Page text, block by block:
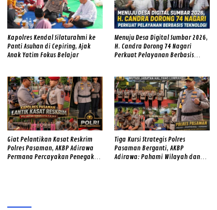
Kapolres Kendal Silaturahmi ke
Panti Asuhan di Cepiring, Ajak
Anak Yatim Fokus Belajar
Menuju Desa Digital Sumbar 2026,
H. Candra Dorong 74 Nagari
Perkuat Pelayanan Berbasis
Giat Pelantikan Kasat Reskrim
Polres Pasaman, AKBP Adirawa
Permana Percayakan Penegakan
Tiga Kursi Strategis Polres
Pasaman Berganti, AKBP
Adirawa: Pahami Wilayah dan